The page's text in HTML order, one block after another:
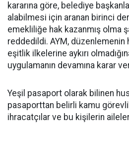
kararına göre, belediye
alabilmesi için aranan birinci
emekliliğe hak kazanmış olma
reddedildi. AYM,
eşitlik ilkelerine aykırı
uygulamanın devamına karar
Yeşil pasaport olarak bilinen
pasaporttan belirli kamu
ihracatçılar ve bu kişilerin